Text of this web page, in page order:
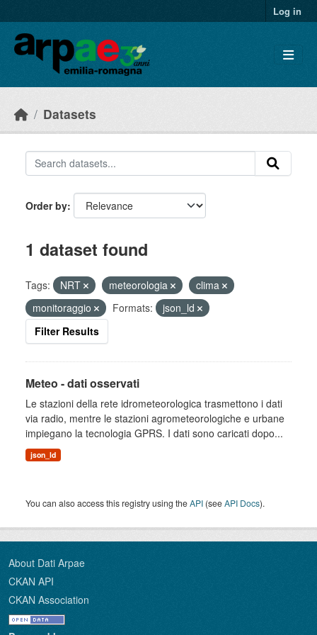
Log in
Datasets
Order by
1 dataset found
Tags: NRT meteorologia
clima
monitoraggio
Formats:
json_ld
Filter Results
Meteo - dati osservati
Le stazioni della rete idrometeorologica trasmettono i dati
via radio, mentre le stazioni agrometeorologiche e urbane
impiegano la tecnologia GPRS. I dati sono caricati dopo...
json_ld
You can also access this registry using theAPI (seeAPI Docs).
About Dati Arpae
CKAN API
CKAN Association